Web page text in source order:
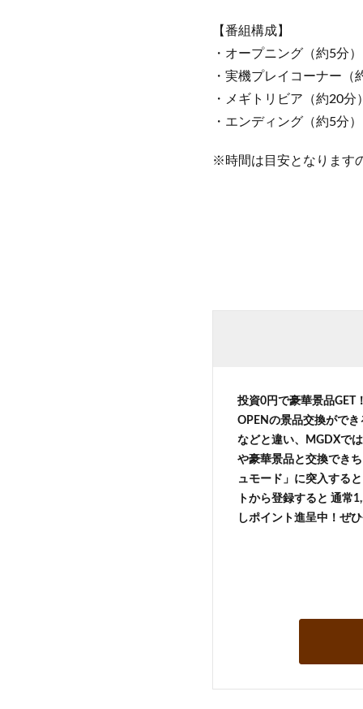
【番組構成】
・オープニング（約5分）
・実機プレイコーナー（
・メギトリビア（約20分
・エンディング（約5分）
※時間は目安となります
投資0円で豪華景品GET
OPENの景品交換がで
などと違い、MGDXで
や豪華景品と交換でき
ュモード」に突入する
トから登録すると 通常
しポイント進呈中！ぜ